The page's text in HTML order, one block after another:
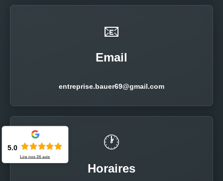
📧
Email
entreprise.bauer69@gmail.com
🕐
Horaires
5.0
Lire nos36 avis